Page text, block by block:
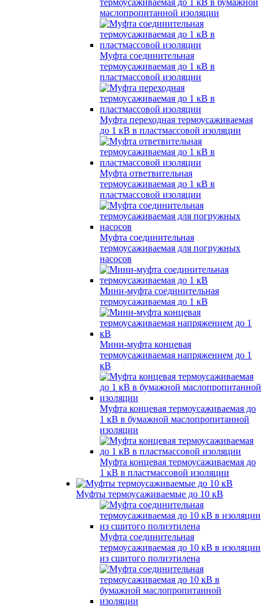
термоусаживаемая до 1 кВ в бумажной
маслопропитанной изоляции
Муфта соединительная
термоусаживаемая до 1 кВ в
пластмассовой изоляции
Муфта переходная термоусаживаемая
до 1 кВ в пластмассовой изоляции
Муфта ответвительная
термоусаживаемая до 1 кВ в
пластмассовой изоляции
Муфта соединительная
термоусаживаемая для погружных
насосов
Мини-муфта соединительная
термоусаживаемая до 1 кВ
Мини-муфта концевая
термоусаживаемая напряжением до 1
кВ
Муфта концевая термоусаживаемая до
1 кВ в бумажной маслопропитанной
изоляции
Муфта концевая термоусаживаемая до
1 кВ в пластмассовой изоляции
Муфты термоусаживаемые до 10 кВ
Муфта соединительная
термоусаживаемая до 10 кВ в изоляции
из сшитого полиэтилена